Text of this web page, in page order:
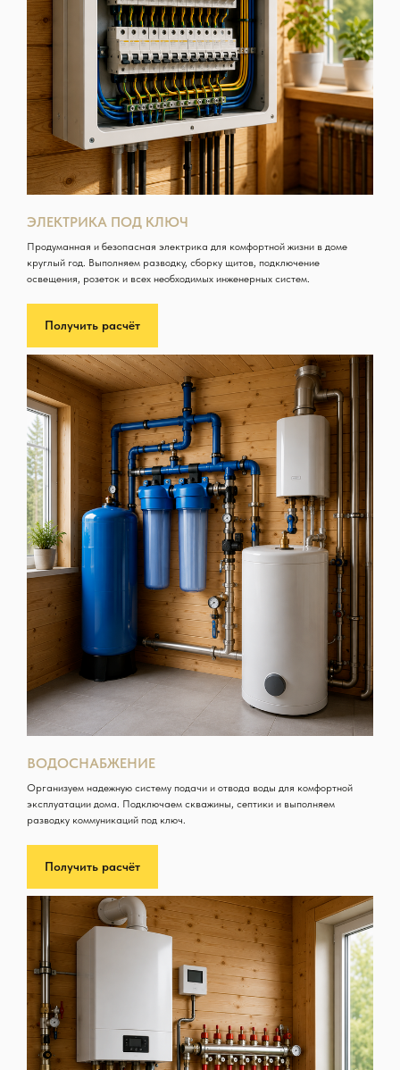
ЭЛЕКТРИКА ПОД КЛЮЧ
Продуманная и безопасная электрика для комфортной жизни в доме
круглый год. Выполняем разводку, сборку щитов, подключение
освещения, розеток и всех необходимых инженерных систем.
Получить расчёт
ВОДОСНАБЖЕНИЕ
Организуем надежную систему подачи и отвода воды для комфортной
эксплуатации дома. Подключаем скважины, септики и выполняем
разводку коммуникаций под ключ.
Получить расчёт